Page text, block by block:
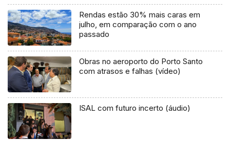
Rendas estão 30% mais caras em
julho, em comparação com o ano
passado
Obras no aeroporto do Porto Santo
com atrasos e falhas (vídeo)
ISAL com futuro incerto (áudio)